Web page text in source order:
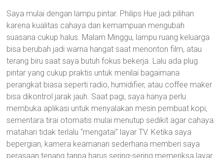
Saya mulai dengan lampu pintar. Philips Hue jadi pilihan
karena kualitas cahaya dan kemampuan mengubah
suasana cukup halus. Malam Minggu, lampu ruang keluarga
bisa berubah jadi warna hangat saat menonton film, atau
terang biru saat saya butuh fokus bekerja. Lalu ada plug
pintar yang cukup praktis untuk menilai bagaimana
perangkat biasa seperti radio, humidifier, atau coffee maker
bisa dikontrol jarak jauh. Saat pagi, saya hanya perlu
membuka aplikasi untuk menyalakan mesin pembuat kopi,
sementara tirai otomatis mulai menutup sedikit agar cahaya
matahari tidak terlalu “mengatai” layar TV. Ketika saya
bepergian, kamera keamanan sederhana memberi saya
perasaan tenang tanpa harus sering-sering memeriksa layar.